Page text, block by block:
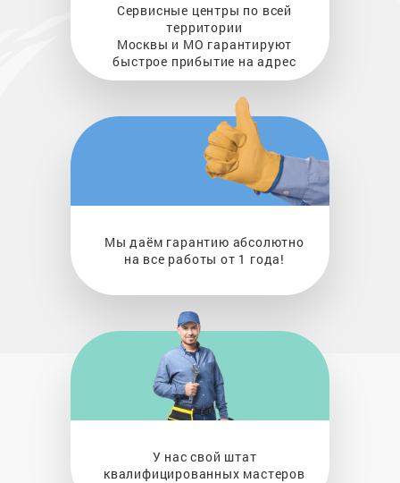
Сервисные центры по всей
территории
Москвы и МО гарантируют
быстрое прибытие на адрес
Мы даём гарантию абсолютно
на все работы от 1 года!
У нас свой штат
квалифицированных мастеров